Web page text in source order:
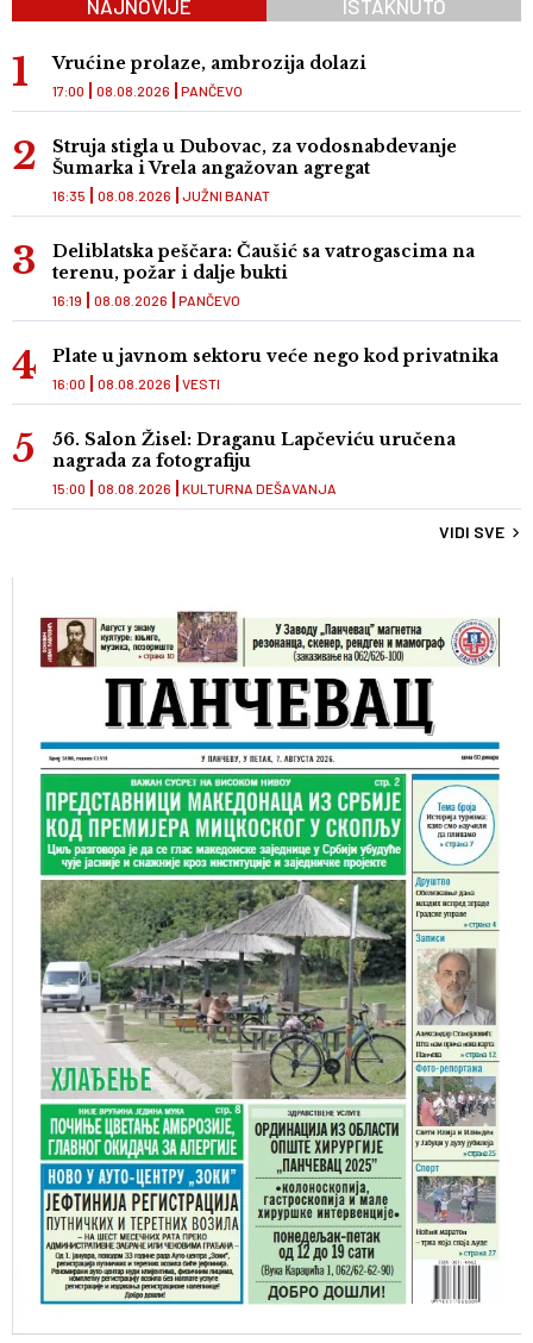
NAJNOVIJE ISTAKNUTO
Vrućine prolaze, ambrozija dolazi
PANČEVO
17:00 08.08.2026
Struja stigla u Dubovac, za vodosnabdevanje
Šumarka i Vrela angažovan agregat
JUŽNI BANAT
16:35 08.08.2026
Deliblatska peščara: Čaušić sa vatrogascima na
terenu, požar i dalje bukti
PANČEVO
16:19 08.08.2026
Plate u javnom sektoru veće nego kod privatnika
VESTI
16:00 08.08.2026
56. Salon Žisel: Draganu Lapčeviću uručena
nagrada za fotografiju
KULTURNA DEŠAVANJA
15:00 08.08.2026
VIDI SVE